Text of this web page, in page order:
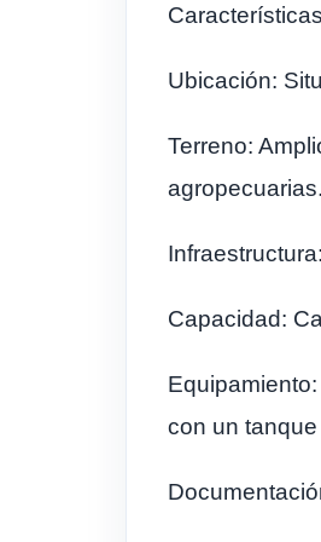
Ubicación:
Terreno:
agropecuarias.
Capacidad:
con un